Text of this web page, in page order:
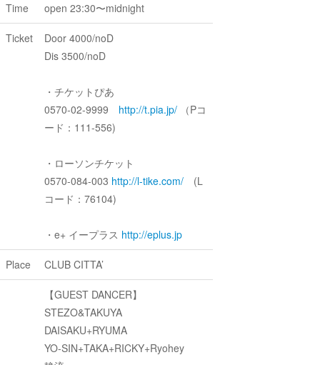
Time open 23:30〜midnight
Ticket
Door 4000/noD
Dis 3500/noD
・チケットぴあ
0570-02-9999 http://t.pia.jp/ （Pコ
ード：111-556)
・ローソンチケット
0570-084-003 http://l-tike.com/ (L
コード：76104)
・e+ イープラス http://eplus.jp
Place CLUB CITTA’
【GUEST DANCER】
STEZO&TAKUYA
DAISAKU+RYUMA
YO-SIN+TAKA+RICKY+Ryohey